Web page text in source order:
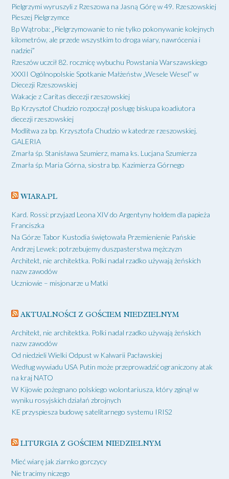
Pielgrzymi wyruszyli z Rzeszowa na Jasną Górę w 49. Rzeszowskiej
Pieszej Pielgrzymce
Bp Wątroba: „Pielgrzymowanie to nie tylko pokonywanie kolejnych
kilometrów, ale przede wszystkim to droga wiary, nawrócenia i
nadziei”
Rzeszów uczcił 82. rocznicę wybuchu Powstania Warszawskiego
XXXII Ogólnopolskie Spotkanie Małżeństw „Wesele Wesel” w
Diecezji Rzeszowskiej
Wakacje z Caritas diecezji rzeszowskiej
Bp Krzysztof Chudzio rozpoczął posługę biskupa koadiutora
diecezji rzeszowskiej
Modlitwa za bp. Krzysztofa Chudzio w katedrze rzeszowskiej.
GALERIA
Zmarła śp. Stanisława Szumierz, mama ks. Lucjana Szumierza
Zmarła śp. Maria Górna, siostra bp. Kazimierza Górnego
WIARA.PL
Kard. Rossi: przyjazd Leona XIV do Argentyny hołdem dla papieża
Franciszka
Na Górze Tabor Kustodia świętowała Przemienienie Pańskie
Andrzej Lewek: potrzebujemy duszpasterstwa mężczyzn
Architekt, nie architektka. Polki nadal rzadko używają żeńskich
nazw zawodów
Uczniowie – misjonarze u Matki
AKTUALNOŚCI Z GOŚCIEM NIEDZIELNYM
Architekt, nie architektka. Polki nadal rzadko używają żeńskich
nazw zawodów
Od niedzieli Wielki Odpust w Kalwarii Pacławskiej
Według wywiadu USA Putin może przeprowadzić ograniczony atak
na kraj NATO
W Kijowie pożegnano polskiego wolontariusza, który zginął w
wyniku rosyjskich działań zbrojnych
KE przyspiesza budowę satelitarnego systemu IRIS2
LITURGIA Z GOŚCIEM NIEDZIELNYM
Mieć wiarę jak ziarnko gorczycy
Nie tracimy niczego